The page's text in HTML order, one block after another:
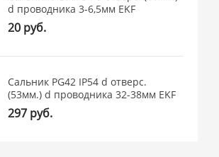
d проводника 3-6,5мм EKF
20 руб.
Сальник PG42 IP54 d отверс.
(53мм.) d проводника 32-38мм EKF
297 руб.